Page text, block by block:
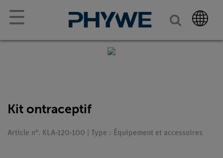
☰
Kit ontraceptif
Article n°. KLA-120-100 | Type : Équipement et accessoires